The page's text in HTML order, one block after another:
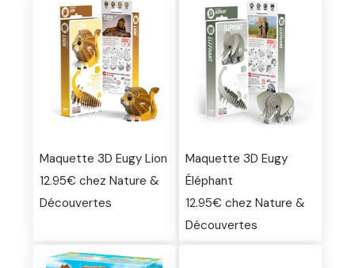
Maquette 3D Eugy Lion
12.95€ chez Nature &
Découvertes
Maquette 3D Eugy
Éléphant
12.95€ chez Nature &
Découvertes